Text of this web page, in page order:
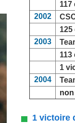
117
2002
125
2003
113
1
2004
non
1 victoire